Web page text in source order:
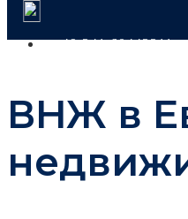
+49 341 60443311
ВНЖ в